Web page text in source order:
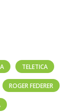
TELETICA
ROGER FEDERER